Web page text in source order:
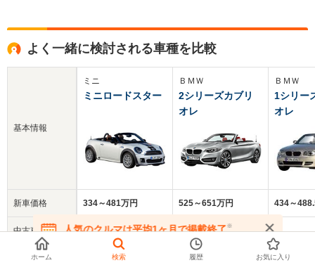
よく一緒に検討される車種を比較
基本情報
新車価格
中古車
平均価格
ミニ
ミニロードスター
334～481万円
149.3万円
ＢＭＷ
2シリーズカブリ
オレ
525～651万円
192.5万円
ＢＭＷ
1シリー
オレ
434～
76.6万円
人気のクルマは平均1ヶ月で掲載終了※
在庫が無くなる前にお問い合わせください
ホーム 検索 履歴 お気に入り